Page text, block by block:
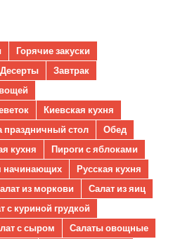
Горячие закуски
Десерты
Завтрак
Киевская кухня
праздничный стол
Обед
кухня
Пироги с яблоками
начинающих
Русская кухня
из моркови
Салат из яиц
с куриной грудкой
с сыром
Салаты овощные